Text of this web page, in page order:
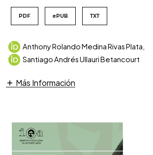
PDF ePUB TXT
Anthony Rolando Medina Rivas Plata,
Santiago Andrés Ullauri Betancourt
Más Información